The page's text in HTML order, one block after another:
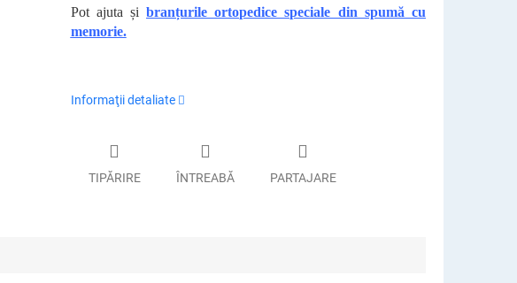
Pot ajuta șibranțurile ortopedice speciale din spumă cu
memorie.
Informaţii detaliate
TIPĂRIRE ÎNTREABĂ PARTAJARE